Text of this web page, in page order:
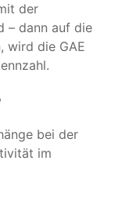
der
– dann auf die
wird die GAE
bei der
im